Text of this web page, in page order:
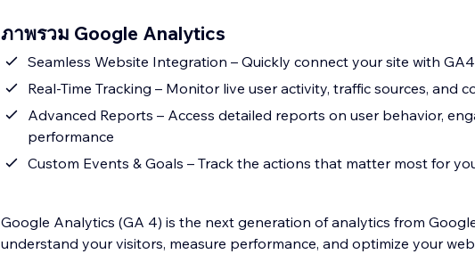
ภาพรวม Google Analytics
Seamless Website Integration – Quickly connect your site with
Real-Time Tracking – Monitor live user activity, traffic sources, and
Advanced Reports – Access detailed reports on user behavior,
performance
Custom Events & Goals – Track the actions that matter most for
Google Analytics (GA 4) is the next generation of analytics from
understand your visitors, measure performance, and optimize your